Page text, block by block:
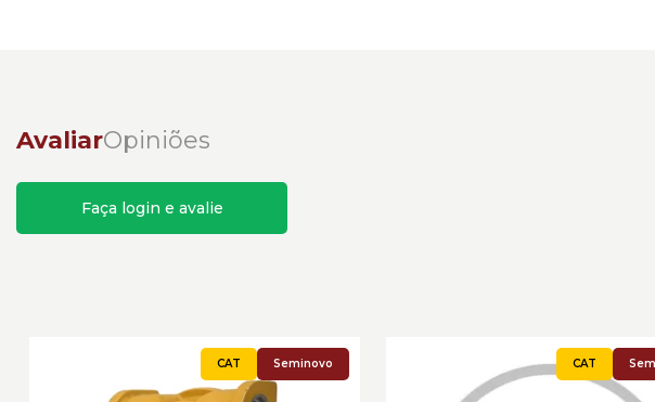
AvaliarOpiniões
Faça login e avalie
Seminovo